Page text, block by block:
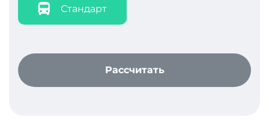
Стандарт
Рассчитать